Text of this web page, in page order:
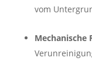
vom
Mechanische